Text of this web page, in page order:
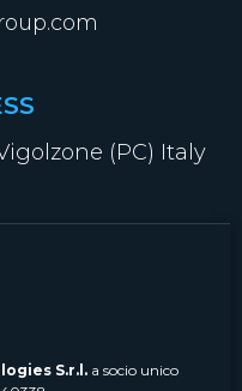
(PC) Italy
S.r.l. a socio unico